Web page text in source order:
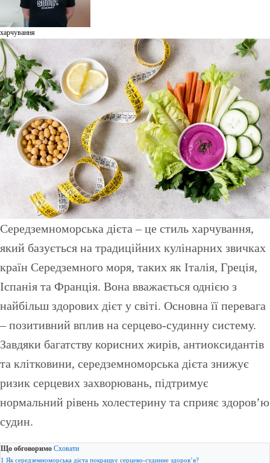
харчування
Середземноморська дієта – це стиль харчування,
який базується на традиційних кулінарних звичках
країн Середземного моря, таких як Італія, Греція,
Іспанія та Франція. Вона вважається однією з
найбільш здорових дієт у світі. Основна її перевага
– позитивний вплив на серцево-судинну систему.
Завдяки багатству корисних жирів, антиоксидантів
та клітковини, середземноморська дієта знижує
ризик серцевих захворювань, підтримує
нормальний рівень холестерину та сприяє здоров’ю
судин.
Що обговоримо Сховати
1 Як середземноморська дієта покращує серцево-судинне здоров’я?